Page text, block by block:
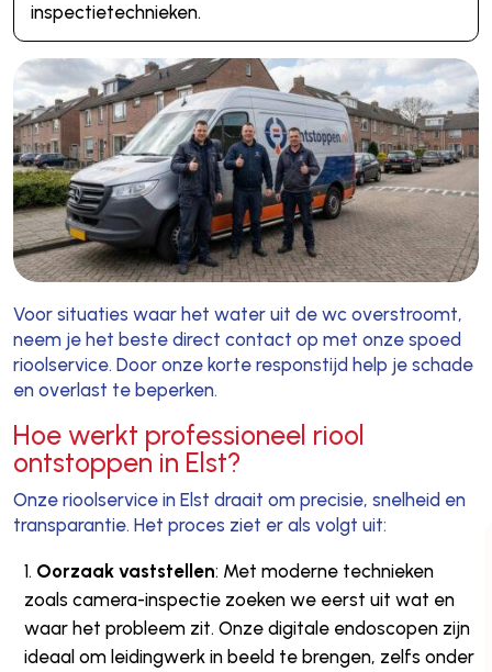
inspectietechnieken.
Voor situaties waar het water uit de wc overstroomt,
neem je het beste direct contact op met onze spoed
rioolservice. Door onze korte responstijd help je schade
en overlast te beperken.
Hoe werkt professioneel riool
ontstoppen in Elst?
Onze rioolservice in Elst draait om precisie, snelheid en
transparantie. Het proces ziet er als volgt uit:
Oorzaak vaststellen: Met moderne technieken
zoals camera-inspectie zoeken we eerst uit wat en
waar het probleem zit. Onze digitale endoscopen zijn
ideaal om leidingwerk in beeld te brengen, zelfs onder